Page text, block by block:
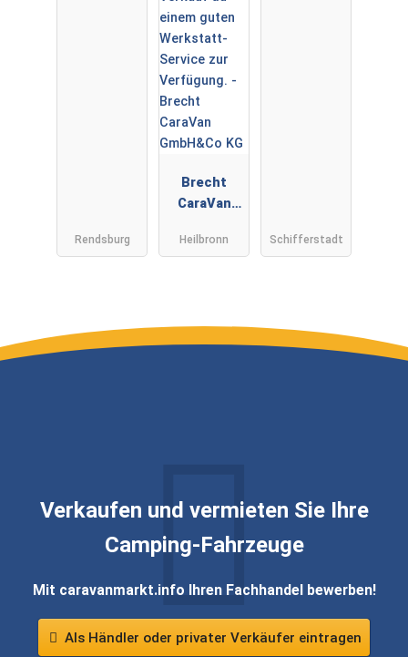
Rendsburg
Brecht
CaraVan
KG
Heilbronn Schifferstadt
Verkaufen und vermieten Sie Ihre
Camping-Fahrzeuge
Mit caravanmarkt.info Ihren Fachhandel bewerben!
Als Händler oder privater Verkäufer eintragen